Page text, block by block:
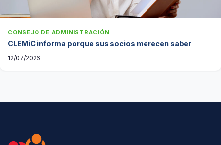
CONSEJO DE ADMINISTRACIÓN
CLEMiC informa porque sus socios merecen saber
12/07/2026